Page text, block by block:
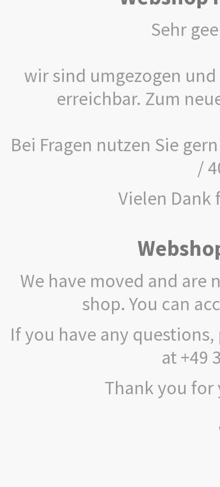
Sehr
wir sind umgezogen
erreichbar. Zum
Bei Fragen nutzen Sie
/
Vielen Dank
We have moved and
shop. You can
If you have any
at +49
Thank you